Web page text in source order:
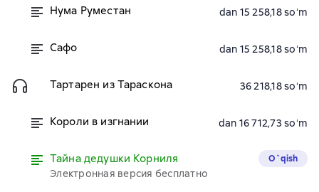
Нума Руместан dan 15 258,18 soʻm
Сафо dan 15 258,18 soʻm
Тартарен из Тараскона 36 218,18 soʻm
Короли в изгнании dan 16 712,73 soʻm
Тайна дедушки Корниля
Электронная версия бесплатно
O`qish